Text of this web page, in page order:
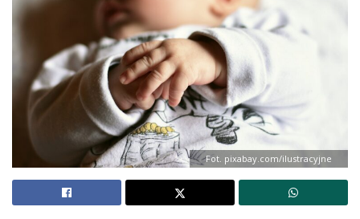
Fot. pixabay.com/ilustracyjne